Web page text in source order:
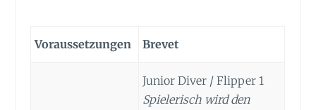
Voraussetzungen Brevet
Junior Diver / Flipper 1
Spielerisch wird den